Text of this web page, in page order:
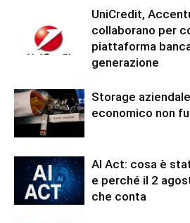
UniCredit,
collaborano per
piattaforma
generazione
Storage
economico non
AI Act: cosa è
e perché il 2
che conta